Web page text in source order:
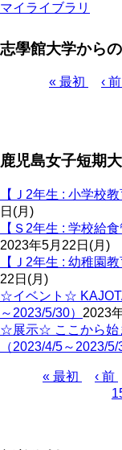
マイライブラリ
志學館大学から
送
り
先
ジ
« 最初
前
‹ 前
鹿児島女子短期
【Ｊ2年生 : 小学校
日(月)
【Ｓ2年生 : 学校給
2023年5月22日(月)
【Ｊ2年生 : 幼稚園
22日(月)
☆イベント☆
～2023/5/30） 2023
☆展示☆ ここから始
（2023/4/5～2023/5/
先
« 最初
前
‹ 前